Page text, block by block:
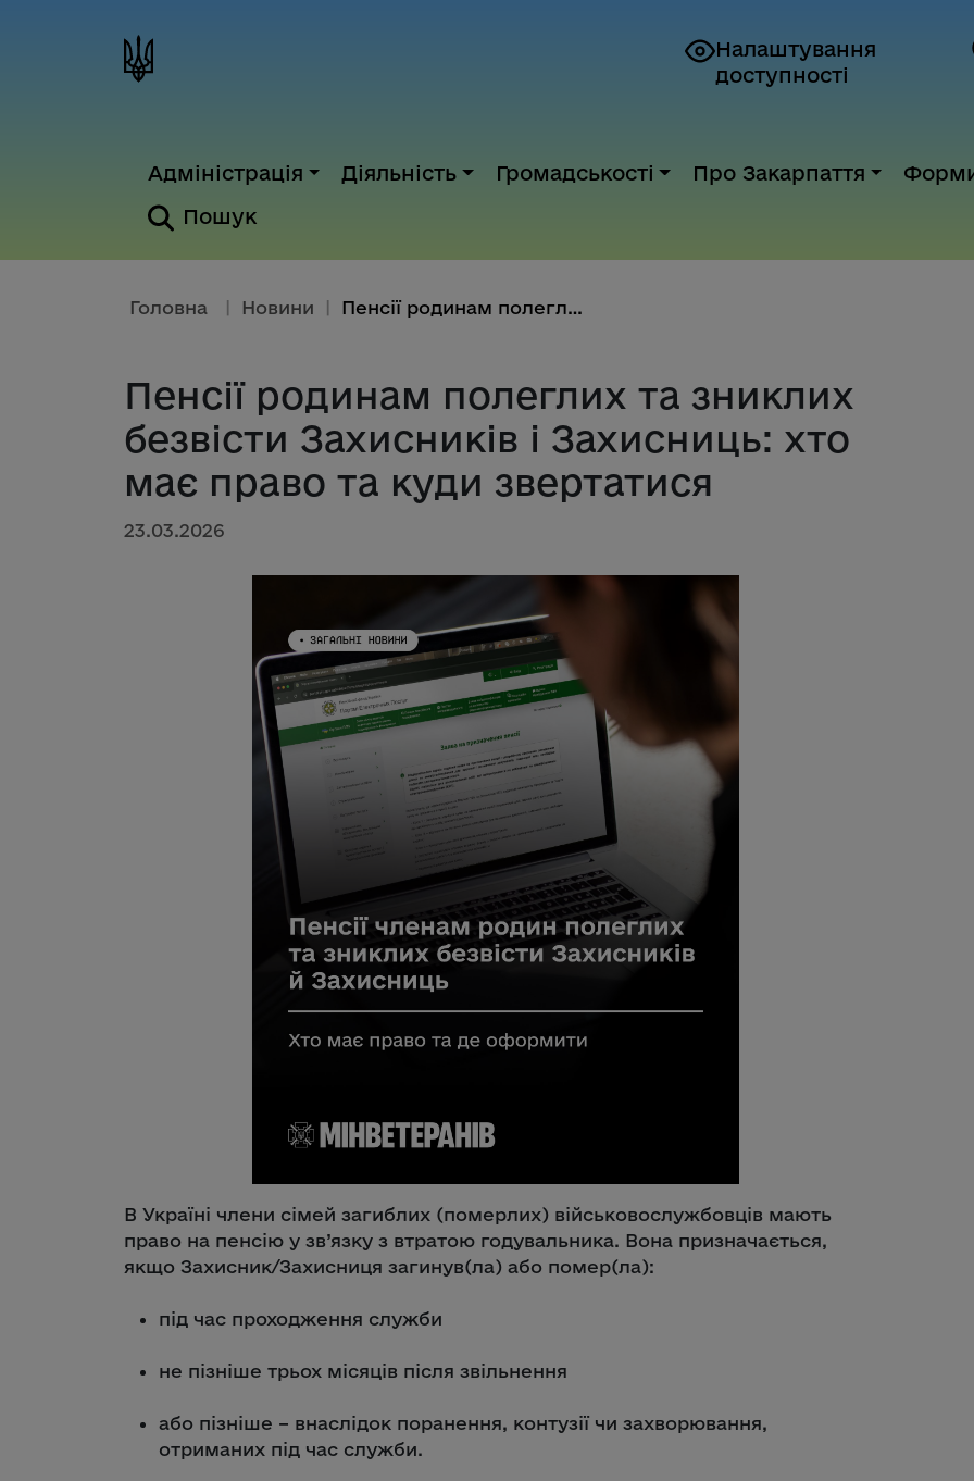
Налаштування
доступності
Адміністрація Діяльність Громадськості Про Закарпаття
Пошук
Головна Новини Пенсії родинам полеглих та зни...
Пенсії родинам полеглих та зниклих
безвісти Захисників і Захисниць: хто
має право та куди звертатися
23.03.2026
В Україні члени сімей загиблих (померлих) військовослужбовців мають
право на пенсію у зв’язку з втратою годувальника. Вона призначається,
якщо Захисник/Захисниця загинув(ла) або помер(ла):
під час проходження служби
не пізніше трьох місяців після звільнення
або пізніше – внаслідок поранення, контузії чи захворювання,
отриманих під час служби.